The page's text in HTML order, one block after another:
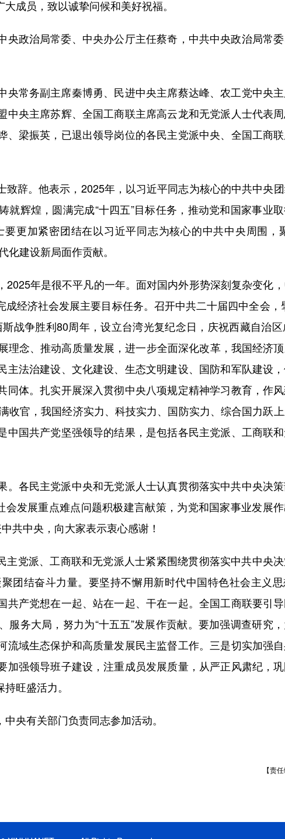
成员，致以诚挚问候和美好祝福。
政治局常委、中央办公厅主任蔡奇，中共中央政治局常委
务副主席秦博勇、民进中央主席蔡达峰、农工党中央主
央主席苏辉、全国工商联主席高云龙和无党派人士代表
梁振英，已退出领导岗位的各民主党派中央、全国工商联
辞。他表示，2025年，以习近平同志为核心的中共中央
辉煌，圆满完成“十四五”目标任务，推动党和国家事业
更加紧密团结在以习近平同志为核心的中共中央周围，
化建设新局面作贡献。
年是很不平凡的一年。面对国内外形势深刻复杂变化
经济社会发展主要目标任务。召开中共二十届四中全会，
战争胜利80周年，设立台湾光复纪念日，庆祝西藏自治区
念、推动高质量发展，进一步全面深化改革，我国经济顶
法治建设、文化建设、生态文明建设、国防和军队建设
体。扎实开展深入贯彻中央八项规定精神学习教育，作风
收官，我国经济实力、科技实力、国防实力、综合国力跃上
国共产党坚强领导的结果，是包括各民主党派、工商联和
民主党派中央和无党派人士认真贯彻落实中共中央决策
会发展重点难点问题积极建言献策，为党和国家事业发展
共中央，向大家表示衷心感谢！
党派、工商联和无党派人士紧紧围绕贯彻落实中共中央
团结奋斗力量。要坚持不懈用新时代中国特色社会主义
产党想在一起、站在一起、干在一起。全国工商联要引
服务大局，努力为“十五五”发展作贡献。要加强调查研究
域生态保护和高质量发展民主监督工作。三是切实加强自
强领导班子建设，注重成员发展质量，从严正风肃纪，巩
旺盛活力。
央有关部门负责同志参加活动。
【责